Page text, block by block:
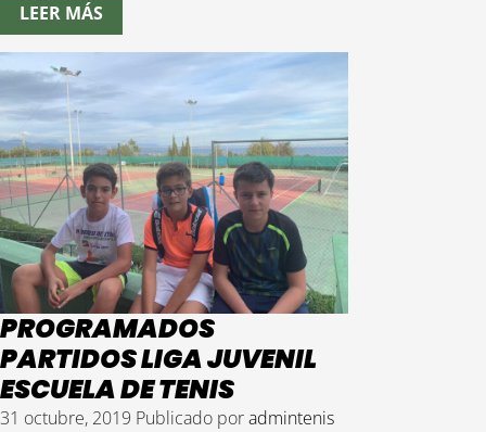
LEER MÁS
PROGRAMADOS
PARTIDOS LIGA JUVENIL
ESCUELA DE TENIS
31 octubre, 2019 Publicado poradmintenis